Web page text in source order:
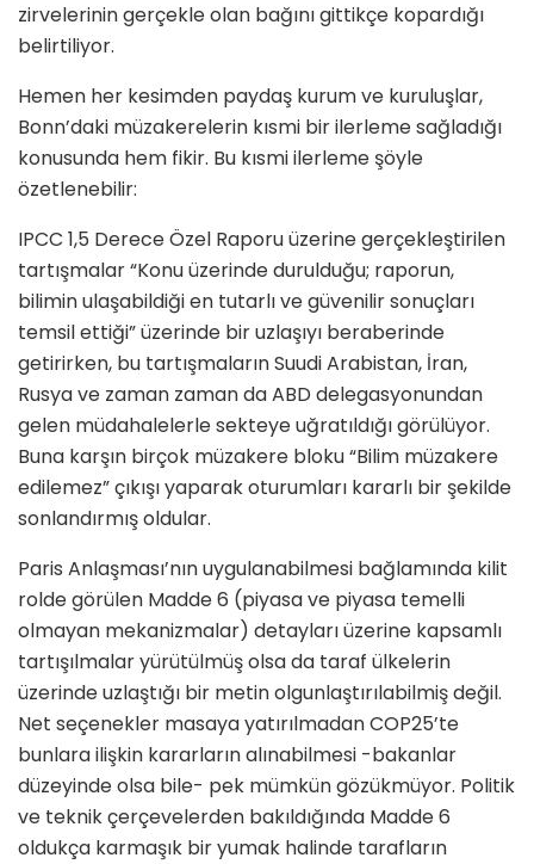
zirvelerinin gerçekle olan bağını gittikçe kopardığı
belirtiliyor.
Hemen her kesimden paydaş kurum ve kuruluşlar,
Bonn’daki müzakerelerin kısmi bir ilerleme sağladığı
konusunda hem fikir. Bu kısmi ilerleme şöyle
özetlenebilir:
IPCC 1,5 Derece Özel Raporu üzerine gerçekleştirilen
tartışmalar “Konu üzerinde durulduğu; raporun,
bilimin ulaşabildiği en tutarlı ve güvenilir sonuçları
temsil ettiği” üzerinde bir uzlaşıyı beraberinde
getirirken, bu tartışmaların Suudi Arabistan, İran,
Rusya ve zaman zaman da ABD delegasyonundan
gelen müdahalelerle sekteye uğratıldığı görülüyor.
Buna karşın birçok müzakere bloku “Bilim müzakere
edilemez” çıkışı yaparak oturumları kararlı bir şekilde
sonlandırmış oldular.
Paris Anlaşması’nın uygulanabilmesi bağlamında kilit
rolde görülen Madde 6 (piyasa ve piyasa temelli
olmayan mekanizmalar) detayları üzerine kapsamlı
tartışılmalar yürütülmüş olsa da taraf ülkelerin
üzerinde uzlaştığı bir metin olgunlaştırılabilmiş değil.
Net seçenekler masaya yatırılmadan COP25’te
bunlara ilişkin kararların alınabilmesi -bakanlar
düzeyinde olsa bile- pek mümkün gözükmüyor. Politik
ve teknik çerçevelerden bakıldığında Madde 6
oldukça karmaşık bir yumak halinde tarafların